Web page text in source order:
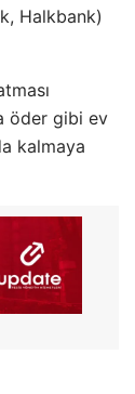
Halkbank)
öder gibi ev
kalmaya